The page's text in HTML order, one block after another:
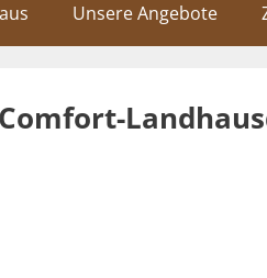
Unsere Angebote